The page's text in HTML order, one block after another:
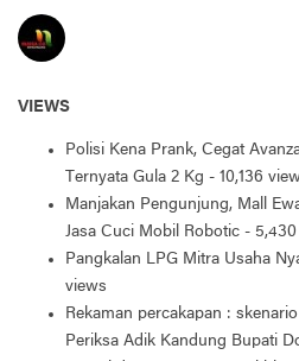
VIEWS
Polisi Kena Prank, Cegat
Ternyata Gula 2 Kg - 10,136
Manjakan Pengunjung, Mall
Jasa Cuci Mobil Robotic -
Pangkalan LPG Mitra Usaha
views
Rekaman percakapan :
Periksa Adik Kandung Bupati